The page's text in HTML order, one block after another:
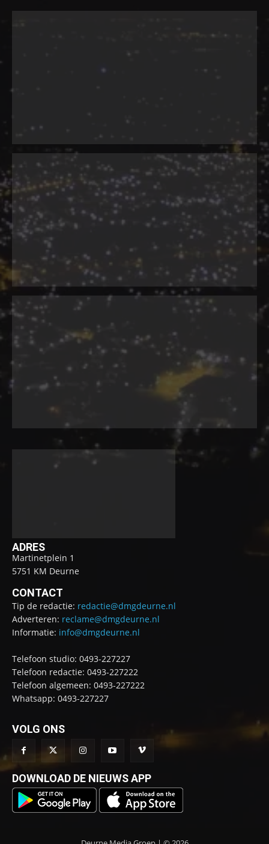
ADRES
Martinetplein 1
5751 KM Deurne
CONTACT
Tip de redactie: redactie@dmgdeurne.nl
Adverteren: reclame@dmgdeurne.nl
Informatie: info@dmgdeurne.nl
Telefoon studio: 0493-227227
Telefoon redactie: 0493-227222
Telefoon algemeen: 0493-227222
Whatsapp: 0493-227227
VOLG ONS
DOWNLOAD DE NIEUWS APP